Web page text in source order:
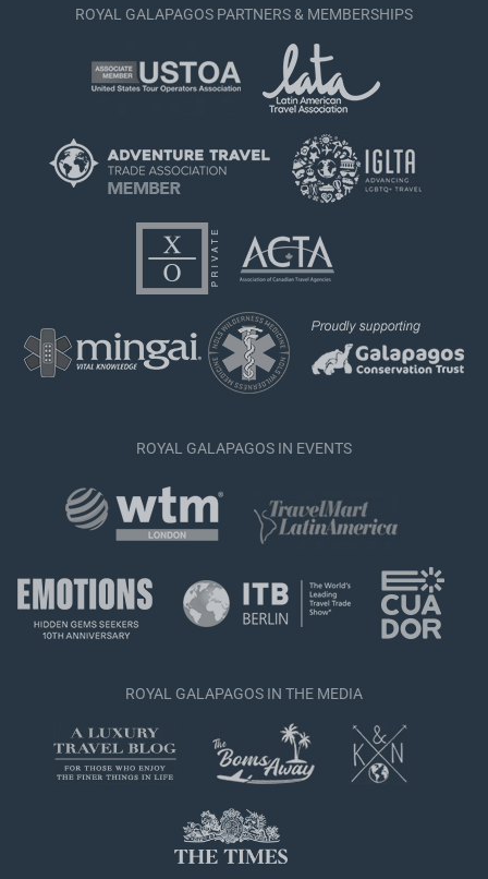
ROYAL GALAPAGOS PARTNERS & MEMBERSHIPS
ROYAL GALAPAGOS IN EVENTS
ROYAL GALAPAGOS IN THE MEDIA